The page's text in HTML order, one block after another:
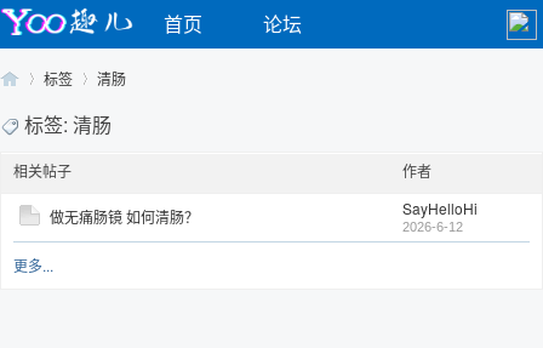
首页 论坛
Yo›
标签 清肠
标签: 清肠
相关帖子 作者
做无痛肠镜 如何清肠？ SayHelloHi
2026-6-12
更多...